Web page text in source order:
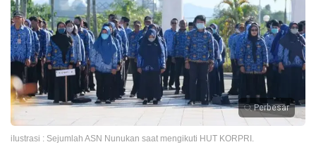
Perbesar
iIustrasi : Sejumlah ASN Nunukan saat mengikuti HUT KORPRI.